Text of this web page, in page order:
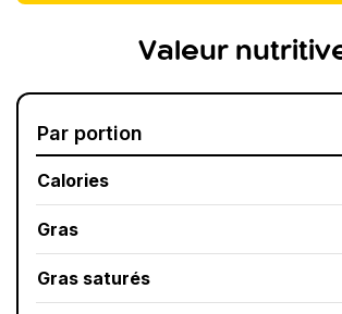
Valeur
Par portion
Calories
Gras
Gras saturés